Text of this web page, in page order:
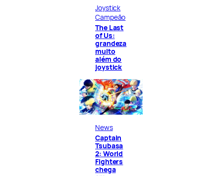
Joystick
Campeão
The Last
of Us:
grandeza
muito
além do
joystick
News
Captain
Tsubasa
2: World
Fighters
chega